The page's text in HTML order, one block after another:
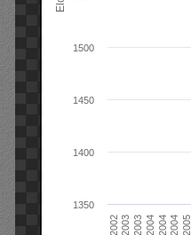
1350
1400
1450
1500